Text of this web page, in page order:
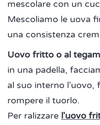
mescolare con un
Mescoliamo le uova
una consistenza
Uovo fritto o al
in una padella,
al suo interno l'uovo,
rompere il tuorlo.
Per ralizzare l'uovo